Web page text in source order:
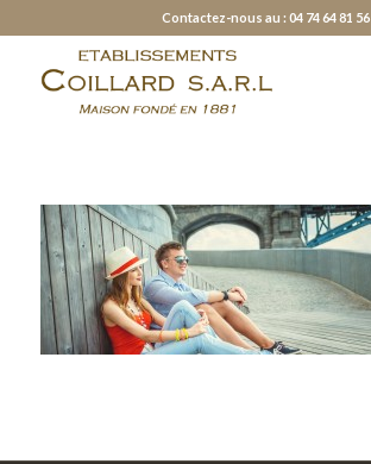
Contactez-nous au : 04 74 64 81 56